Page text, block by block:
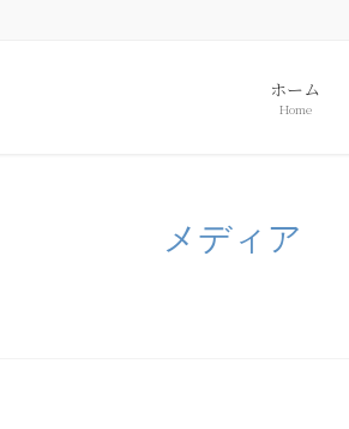
ホーム
Home
メディア